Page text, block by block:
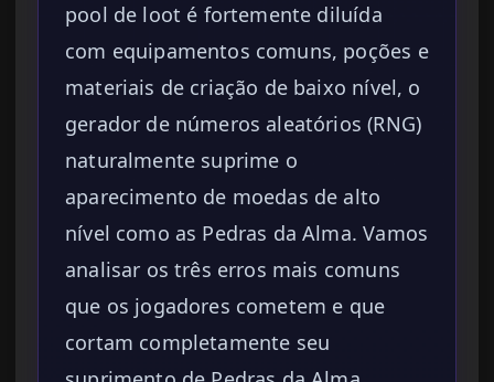
pool de loot é fortemente diluída
com equipamentos comuns, poções e
materiais de criação de baixo nível, o
gerador de números aleatórios (RNG)
naturalmente suprime o
aparecimento de moedas de alto
nível como as Pedras da Alma. Vamos
analisar os três erros mais comuns
que os jogadores cometem e que
cortam completamente seu